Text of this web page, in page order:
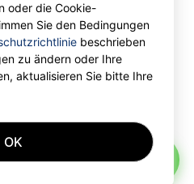
GetTransport®
Limited.
oder die Cookie-
Sie den Bedingungen
beschrieben
zu ändern oder Ihre
aktualisieren Sie bitte Ihre
OK
AI